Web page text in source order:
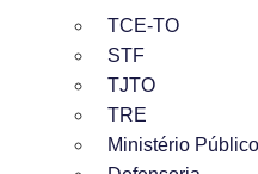
TCE-TO
STF
TJTO
TRE
Ministério Público